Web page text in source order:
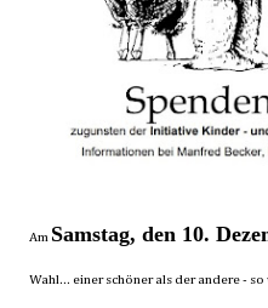
Am Samstag, den 10.
Wahl... einer schöner als der andere - so